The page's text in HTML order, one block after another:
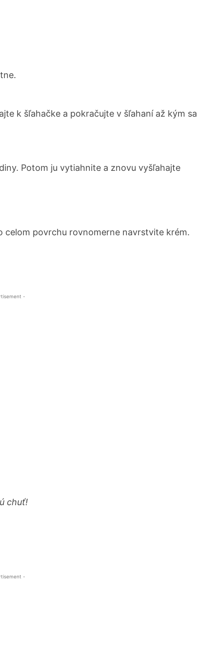
k šľahačke a pokračujte v šľahaní až kým sa
Potom ju vytiahnite a znovu vyšľahajte
celom povrchu rovnomerne navrstvite krém.
-
chuť!
-